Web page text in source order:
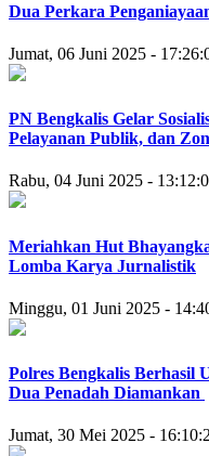
Dua Perkara
Jumat, 06 Juni 2025 -
PN Bengkalis Gelar
Pelayanan Publik, dan
Rabu, 04 Juni 2025 -
Meriahkan Hut
Lomba Karya Jurnalistik
Minggu, 01 Juni 2025 -
Polres Bengkalis Berhasil
Dua Penadah Diamankan
Jumat, 30 Mei 2025 -